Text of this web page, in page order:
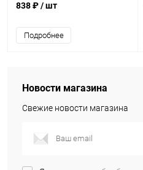
стойку)
838 ₽/ шт
Подробнее
Новости магазина
Свежие новости магазина